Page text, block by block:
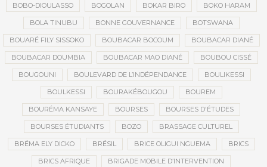
BOBO-DIOULASSO BOGOLAN BOKAR BIRO BOKO HARAM
BOLA TINUBU BONNE GOUVERNANCE BOTSWANA
BOUARÉ FILY SISSOKO BOUBACAR BOCOUM BOUBACAR DIANÉ
BOUBACAR DOUMBIA BOUBACAR MAO DIANÉ BOUBOU CISSÉ
BOUGOUNI BOULEVARD DE L’INDÉPENDANCE BOULIKESSI
BOULKESSI BOURAKÉBOUGOU BOUREM
BOURÉMA KANSAYE BOURSES BOURSES D'ÉTUDES
BOURSES ÉTUDIANTS BOZO BRASSAGE CULTUREL
BRÉMA ELY DICKO BRÉSIL BRICE OLIGUI NGUEMA BRICS
BRICS AFRIQUE BRIGADE MOBILE D’INTERVENTION